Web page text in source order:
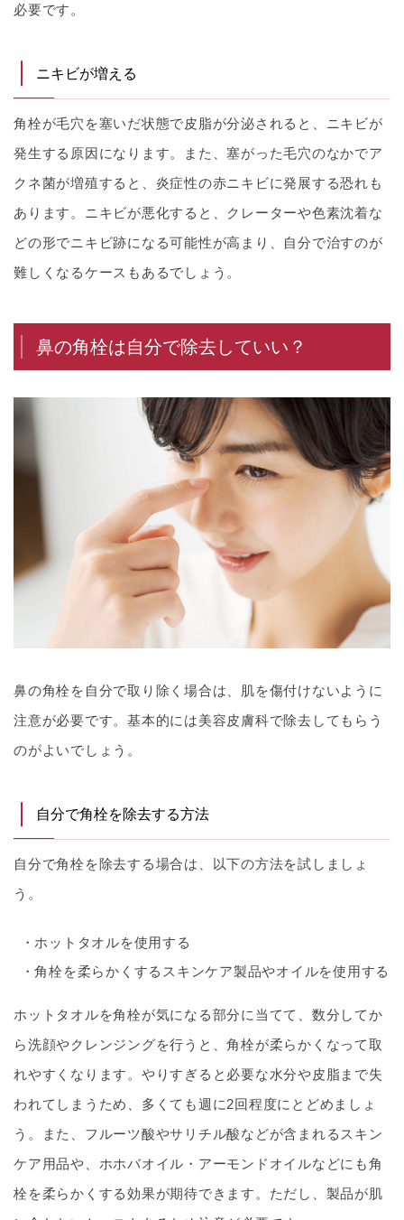
必要です。
ニキビが増える
角栓が毛穴を塞いだ状態で皮脂が分泌されると、ニキビが
発生する原因になります。また、塞がった毛穴のなかでア
クネ菌が増殖すると、炎症性の赤ニキビに発展する恐れも
あります。ニキビが悪化すると、クレーターや色素沈着な
どの形でニキビ跡になる可能性が高まり、自分で治すのが
難しくなるケースもあるでしょう。
鼻の角栓は自分で除去していい？
鼻の角栓を自分で取り除く場合は、肌を傷付けないように
注意が必要です。基本的には美容皮膚科で除去してもらう
のがよいでしょう。
自分で角栓を除去する方法
自分で角栓を除去する場合は、以下の方法を試しましょ
う。
ホットタオルを使用する
角栓を柔らかくするスキンケア製品やオイルを使用する
ホットタオルを角栓が気になる部分に当てて、数分してか
ら洗顔やクレンジングを行うと、角栓が柔らかくなって取
れやすくなります。やりすぎると必要な水分や皮脂まで失
われてしまうため、多くても週に2回程度にとどめましょ
う。また、フルーツ酸やサリチル酸などが含まれるスキン
ケア用品や、ホホバオイル・アーモンドオイルなどにも角
栓を柔らかくする効果が期待できます。ただし、製品が肌